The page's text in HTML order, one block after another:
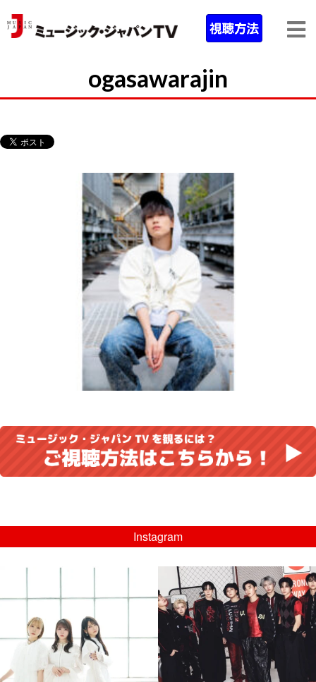
ogasawarajin
Instagram
...
8月 4
4 0
musicjapantv
💡08/05(水)23:00特番放送！
...
8月 4
4 0